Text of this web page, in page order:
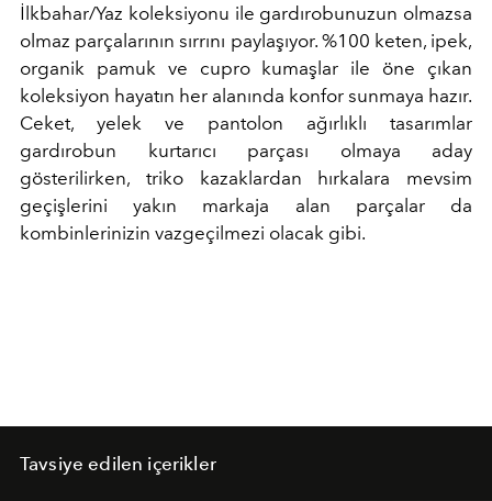
İlkbahar/Yaz koleksiyonu ile gardırobunuzun olmazsa
olmaz parçalarının sırrını paylaşıyor. %100 keten, ipek,
organik pamuk ve cupro kumaşlar ile öne çıkan
koleksiyon hayatın her alanında konfor sunmaya hazır.
Ceket, yelek ve pantolon ağırlıklı tasarımlar
gardırobun kurtarıcı parçası olmaya aday
gösterilirken, triko kazaklardan hırkalara mevsim
geçişlerini yakın markaja alan parçalar da
kombinlerinizin vazgeçilmezi olacak gibi.
Tavsiye edilen içerikler